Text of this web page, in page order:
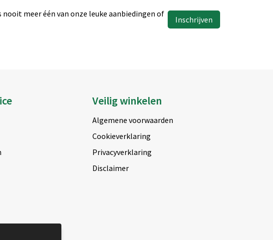
meer één van onze leuke aanbiedingen of
Inschrijven
Veilig winkelen
Algemene voorwaarden
Cookieverklaring
Privacyverklaring
Disclaimer